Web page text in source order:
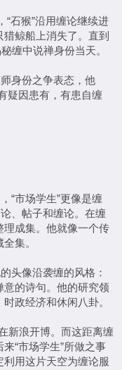
石猴”沿用缠论继续进
鲸船上消失了。直到
缠中说禅身份当天。
身份之争表态，他
疑因患有，有患自缠
“市场学生”更像是缠
、帖子和缠论。在缠
成集。他就像一个传
集。
头像沿袭缠的风格：
的诗句。他的研究领
政经济和休闲八卦。
新浪开博。而这距离缠
“市场学生”所做之事
用这片天空为缠论服